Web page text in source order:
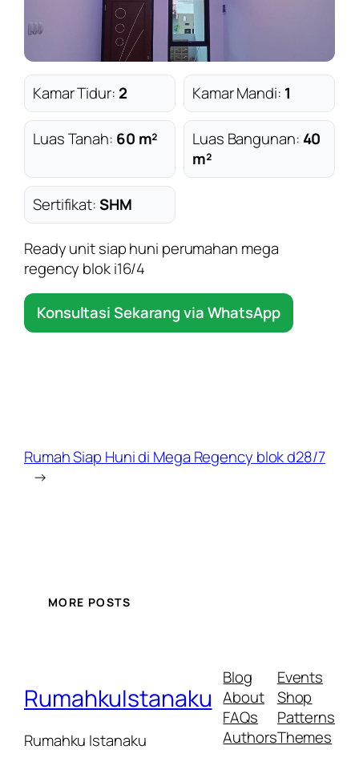
Kamar Tidur: 2 Kamar Mandi: 1
Luas Tanah: 60 m² Luas Bangunan: 40
m²
Sertifikat:SHM
Ready unit siap huni perumahan mega
regency blok i16/4
Konsultasi Sekarang via WhatsApp
Rumah Siap Huni di Mega Regency blok d28/7
→
MORE POSTS
RumahkuIstanaku
Rumahku Istanaku
Blog
About
FAQs
Authors
Events
Shop
Patterns
Themes